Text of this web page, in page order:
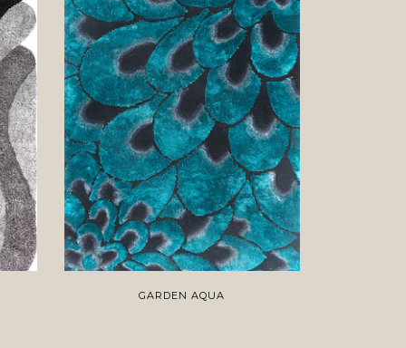
GARDEN AQUA